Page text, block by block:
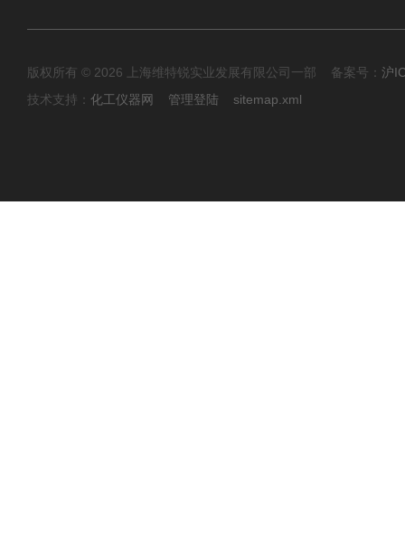
版权所有 © 2026 上海维特锐实业发展有限公司一部 备案号： 沪
技术支持： 化工仪器网 管理登陆 sitemap.xml